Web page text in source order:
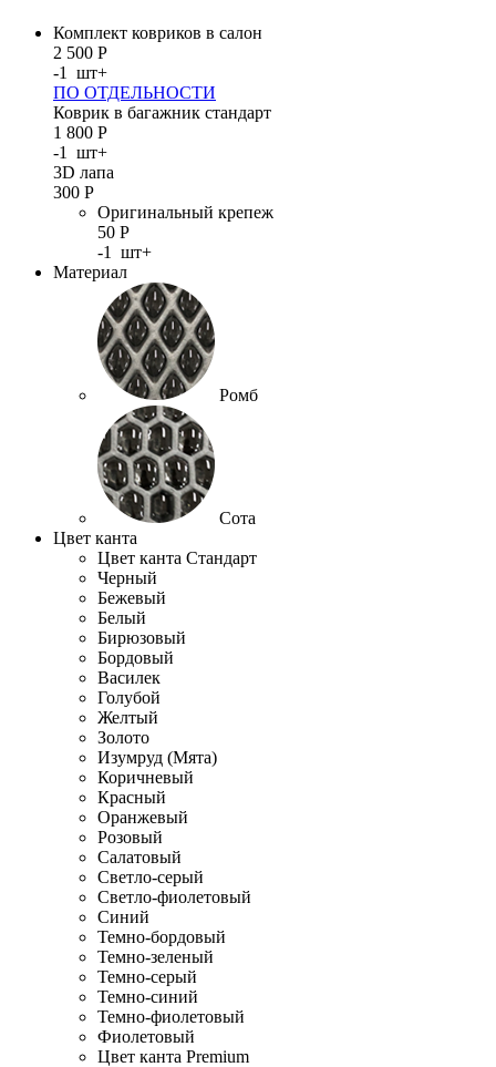
Комплект ковриков в салон
2 500 Р
-1 шт+
ПО ОТДЕЛЬНОСТИ
Коврик в багажник стандарт
1 800 Р
-1 шт+
3D лапа
300 Р
Оригинальный крепеж
50 Р
-1 шт+
Материал
Ромб
Сота
Цвет канта
Цвет канта Стандарт
Черный
Бежевый
Белый
Бирюзовый
Бордовый
Василек
Голубой
Желтый
Золото
Изумруд (Мята)
Коричневый
Красный
Оранжевый
Розовый
Салатовый
Светло-серый
Светло-фиолетовый
Синий
Темно-бордовый
Темно-зеленый
Темно-серый
Темно-синий
Темно-фиолетовый
Фиолетовый
Цвет канта Premium